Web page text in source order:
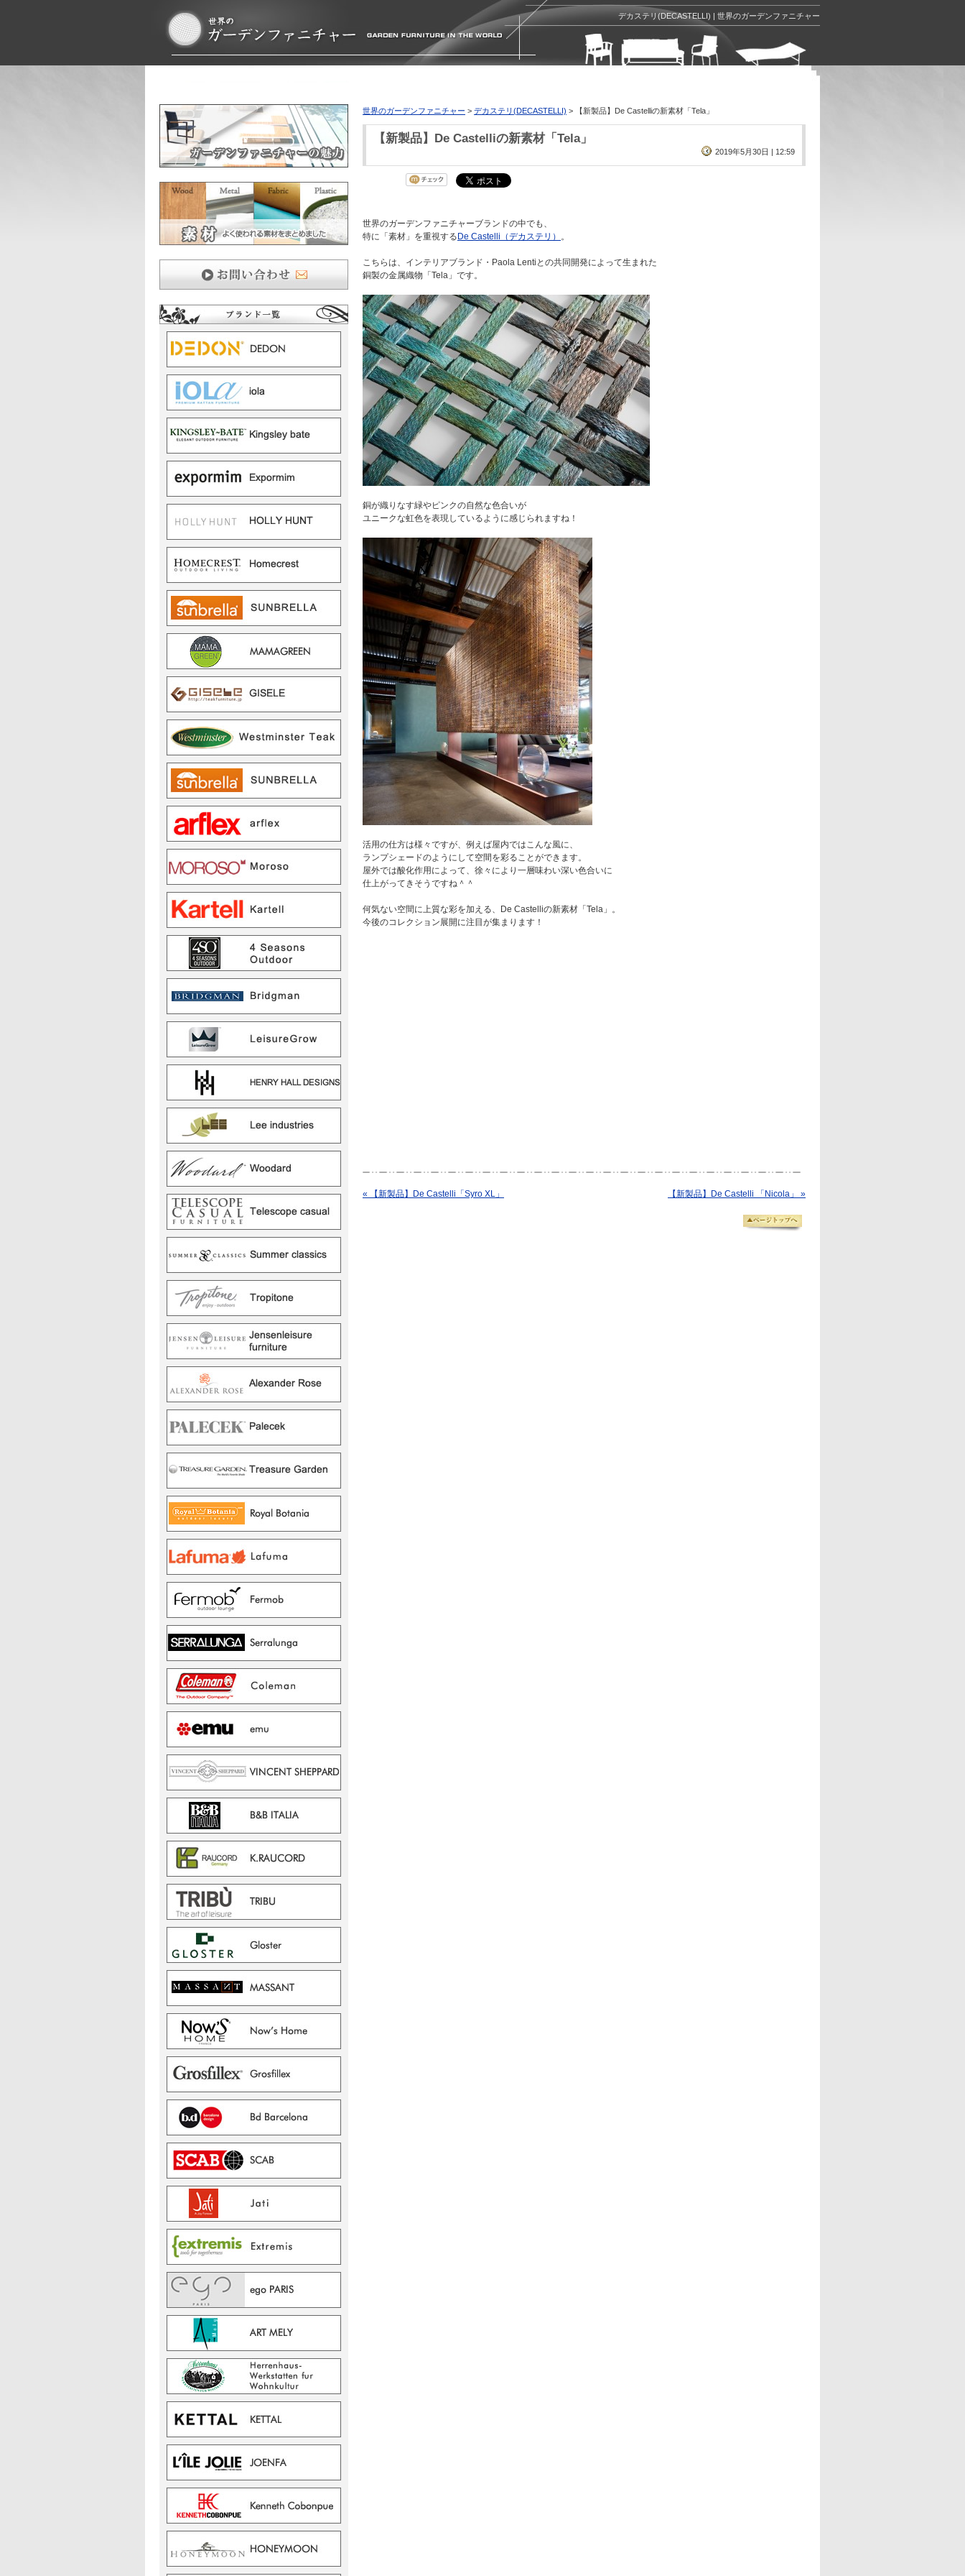
デカステリ(DECASTELLI) | 世界のガーデンファニチャー
世界のガーデンファニチャー > デカステリ(DECASTELLI) > 【新製品】De Castelliの新素材「Tela」
【新製品】De Castelliの新素材「Tela」
2019年5月30日 | 12:59
世界のガーデンファニチャーブランドの中でも、
特に「素材」を重視する De Castelli（デカステリ） 。
こちらは、インテリアブランド・Paola Lentiとの共同開発によって生まれた
銅製の金属織物「Tela」です。
銅が織りなす緑やピンクの自然な色合いが
ユニークな虹色を表現しているように感じられますね！
活用の仕方は様々ですが、例えば屋内ではこんな風に、
ランプシェードのようにして空間を彩ることができます。
屋外では酸化作用によって、徐々により一層味わい深い色合いに
仕上がってきそうですね＾＾
何気ない空間に上質な彩を加える、De Castelliの新素材「Tela」。
今後のコレクション展開に注目が集まります！
« 【新製品】De Castelli「Syro XL」 【新製品】De Castelli 「Nicola」 »